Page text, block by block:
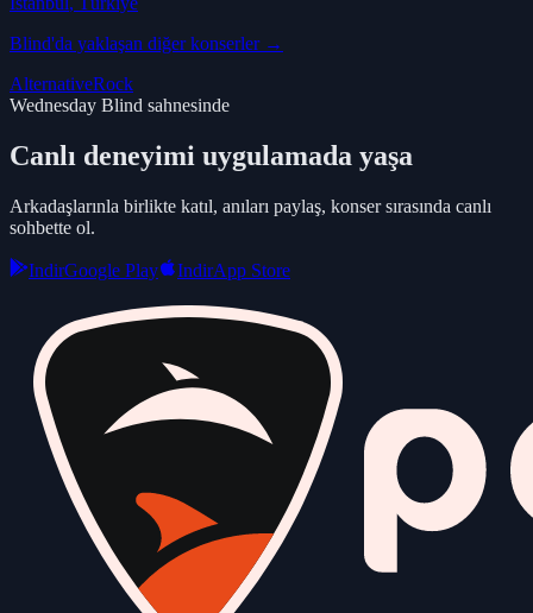
Blind'da yaklaşan diğer konserler →
AlternativeRock
Wednesday Blind sahnesinde
Canlı deneyimi uygulamada yaşa
Arkadaşlarınla birlikte katıl, anıları paylaş, konser sırasında canlı
sohbette ol.
IndirGoogle Play IndirApp Store